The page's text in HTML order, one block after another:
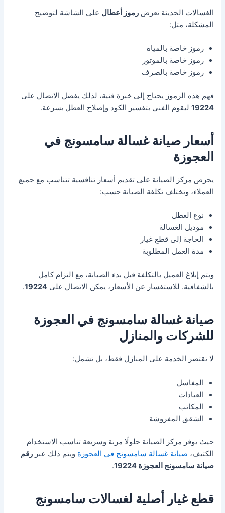
الغسالات الحديثة تعرضرموز أعطال على الشاشة لتوضيح
المشكلة، مثل:
رموز خاصة بالمياه
رموز خاصة بالموتور
رموز خاصة بالصرف
فهم هذه الرموز يحتاج إلى خبرة فنية، لذلك يفضل الاتصال على
19224 ليقوم الفني بتفسير الكود وإصلاح العطل بسرعة.
أسعار صيانة غسالة سامسونج في
العجوزة
يحرص مركز الصيانة على تقديم أسعار تنافسية تتناسب مع جميع
العملاء، وتختلف تكلفة الصيانة حسب:
نوع العطل
موديل الغسالة
الحاجة إلى قطع غيار
مدة العمل المطلوبة
ويتم إبلاغ العميل بالتكلفة قبل بدء الصيانة، مع التزام كامل
بالشفافية. للاستفسار عن الأسعار، يمكن الاتصال على19224
.
صيانة غسالة سامسونج في العجوزة
للشركات والمنازل
لا تقتصر الخدمة على المنازل فقط، بل تشمل:
المغاسل
العيادات
المكاتب
الشقق المفروشة
حيث يوفر مركز الصيانة حلولًا مرنة وسريعة تناسب الاستخدام
الكثيف، صيانة غسالة سامسونج في العجوزة ويتم ذلك عبررقم
صيانة سامسونج العجوزة 19224
.
قطع غيار أصلية لغسالات سامسونج